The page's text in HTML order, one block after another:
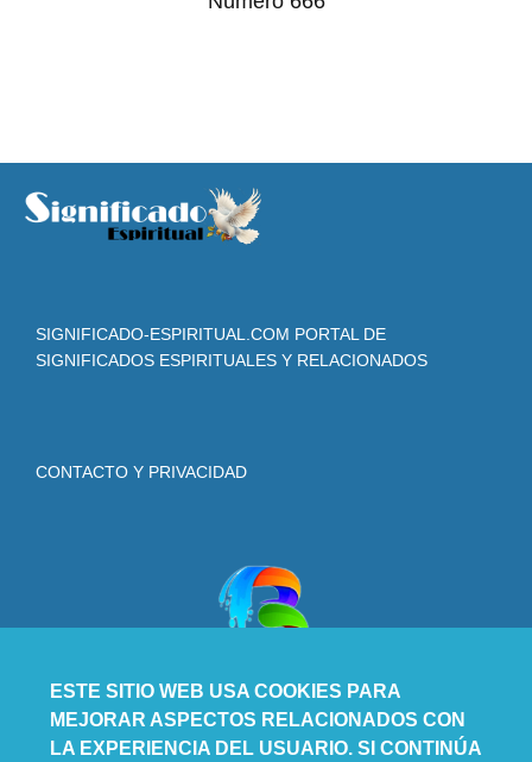
SIGNIFICADO-ESPIRITUAL.COM PORTAL DE
SIGNIFICADOS ESPIRITUALES Y RELACIONADOS
CONTACTO Y PRIVACIDAD
ESTE SITIO WEB USA COOKIES PARA
MEJORAR ASPECTOS RELACIONADOS CON
LA EXPERIENCIA DEL USUARIO. SI CONTINÚA